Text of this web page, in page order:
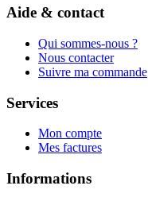
Aide & contact
Qui sommes-nous ?
Nous contacter
Suivre ma commande
Services
Mon compte
Mes factures
Informations